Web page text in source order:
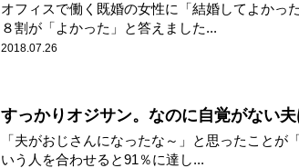
オフィスで働く既婚の女性に「結婚してよかっ
８割が「よかった」と答えました...
2018.07.26
すっかりオジサン。なのに自覚がない夫
「夫がおじさんになったな～」と思ったことが
いう人を合わせると91％に達し...